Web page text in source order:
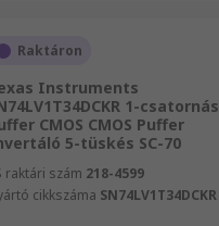
Raktáron
Instruments
1-csatornás
CMOS CMOS Puffer
5-tüskés SC-70
raktári szám 218-4599
cikkszáma SN74LV1T34DCKR